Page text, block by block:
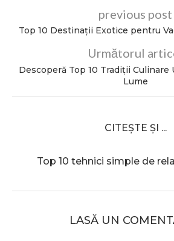
previous post
Top 10 Destinații Exotice pentru
Următorul
Descoperă Top 10 Tradiții Culinare
Lume
CITEȘTE ȘI ...
Top 10 tehnici simple de
LASĂ UN